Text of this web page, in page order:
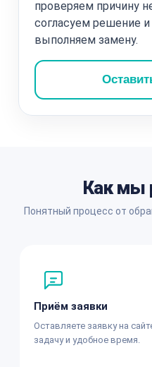
проверяем причину
согласуем решение и
выполняем замену.
Как мы
Понятный процесс от
Приём заявки
Оставляете заявку на
задачу и удобное время.